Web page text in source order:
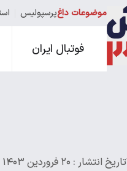
موضوعات داغپرسپولیس
فوتبال ایران
تاریخ انتشار : ۲۰ فروردین ۱۴۰۳ - ۰۰:۰۰